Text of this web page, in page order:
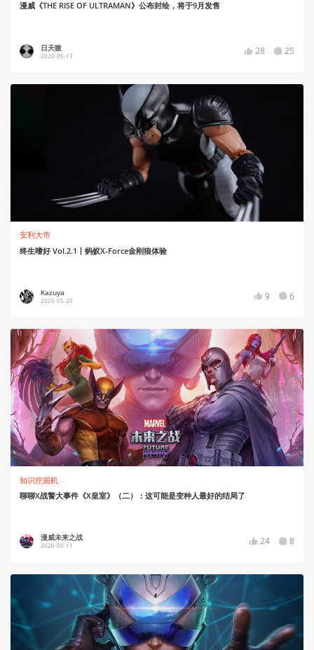
漫威《THE RISE OF ULTRAMAN》公布封绘，将于9月发售
日天嗷
2020-06-17 28 25
安利大帝
终生嗜好 Vol.2.1丨蚂蚁X-Force金刚狼体验
Kazuya
2020-05-20 9 6
知识挖掘机
聊聊X战警大事件《X皇室》（二）：这可能是变种人最好的结局了
漫威未来之战
2020-05-11 24 8